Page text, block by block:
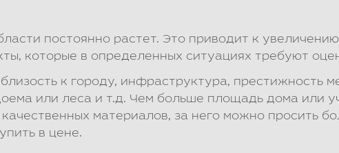
постоянно растет. Это приводит к
которые в определенных ситуациях требуют
к городу, инфраструктура, престижность
или леса и т.д. Чем больше площадь дома или
материалов, за него можно просить
в цене.